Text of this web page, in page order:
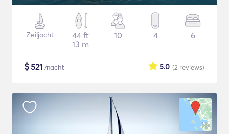
Zeiljacht
44 ft
13 m
10 4 6
$521 /nacht (2 reviews)
5.0